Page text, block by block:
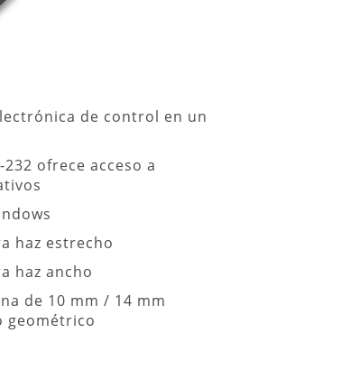
de control en un
ofrece acceso a
haz estrecho
haz ancho
de 10 mm / 14 mm
geométrico